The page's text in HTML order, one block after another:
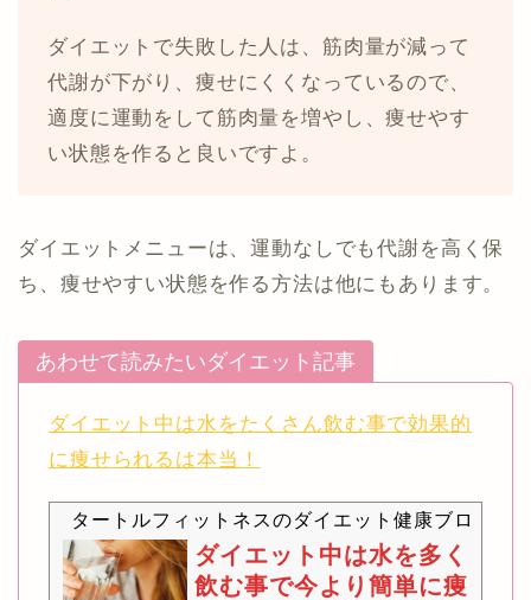
ダイエットで失敗した人は、筋肉量が減って
代謝が下がり、痩せにくくなっているので、
適度に運動をして筋肉量を増やし、痩せやす
い状態を作ると良いですよ。
ダイエットメニューは、運動なしでも代謝を高く保
ち、痩せやすい状態を作る方法は他にもあります。
あわせて読みたいダイエット記事
ダイエット中は水をたくさん飲む事で効果的
に痩せられるは本当！
タートルフィットネスのダイエット健康ブログ
ダイエット中は水を多く
飲む事で今より簡単に痩